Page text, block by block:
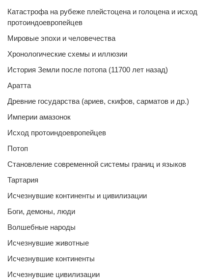
Катастрофа на рубеже плейстоцена и голоцена и исход
протоиндоевропейцев
Мировые эпохи и человечества
Хронологические схемы и иллюзии
История Земли после потопа (11700 лет назад)
Аратта
Древние государства (ариев, скифов, сарматов и др.)
Империи амазонок
Исход протоиндоевропейцев
Потоп
Становление современной системы границ и языков
Тартария
Исчезнувшие континенты и цивилизации
Боги, демоны, люди
Волшебные народы
Исчезнувшие животные
Исчезнувшие континенты
Исчезнувшие цивилизации